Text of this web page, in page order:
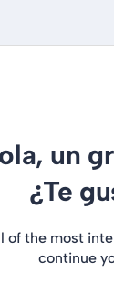
un
¿Te
of the most
continue